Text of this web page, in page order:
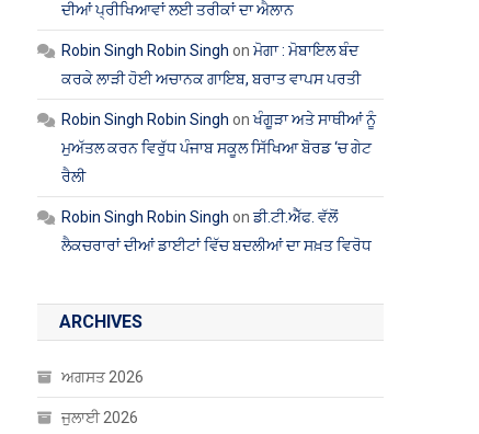
ਦੀਆਂ ਪ੍ਰੀਖਿਆਵਾਂ ਲਈ ਤਰੀਕਾਂ ਦਾ ਐਲਾਨ
Robin Singh Robin Singh onਮੋਗਾ : ਮੋਬਾਇਲ ਬੰਦ
ਕਰਕੇ ਲਾੜੀ ਹੋਈ ਅਚਾਨਕ ਗਾਇਬ, ਬਰਾਤ ਵਾਪਸ ਪਰਤੀ
Robin Singh Robin Singh onਖੰਗੂੜਾ ਅਤੇ ਸਾਥੀਆਂ ਨੂੰ
ਮੁਅੱਤਲ ਕਰਨ ਵਿਰੁੱਧ ਪੰਜਾਬ ਸਕੂਲ ਸਿੱਖਿਆ ਬੋਰਡ ‘ਚ ਗੇਟ
ਰੈਲੀ
Robin Singh Robin Singh onਡੀ.ਟੀ.ਐੱਫ. ਵੱਲੋਂ
ਲੈਕਚਰਾਰਾਂ ਦੀਆਂ ਡਾਈਟਾਂ ਵਿੱਚ ਬਦਲੀਆਂ ਦਾ ਸਖ਼ਤ ਵਿਰੋਧ
ARCHIVES
ਅਗਸਤ 2026
ਜੁਲਾਈ 2026